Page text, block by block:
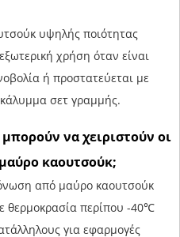
υψηλής ποιότητας
χρήση όταν είναι
ή προστατεύεται με
σετ γραμμής.
να χειριστούν οι
καουτσούκ;
από μαύρο καουτσούκ
θερμοκρασία περίπου -40℃
για εφαρμογές